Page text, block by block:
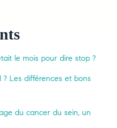
le mois pour dire stop ?
? Les différences et bons
du cancer du sein, un